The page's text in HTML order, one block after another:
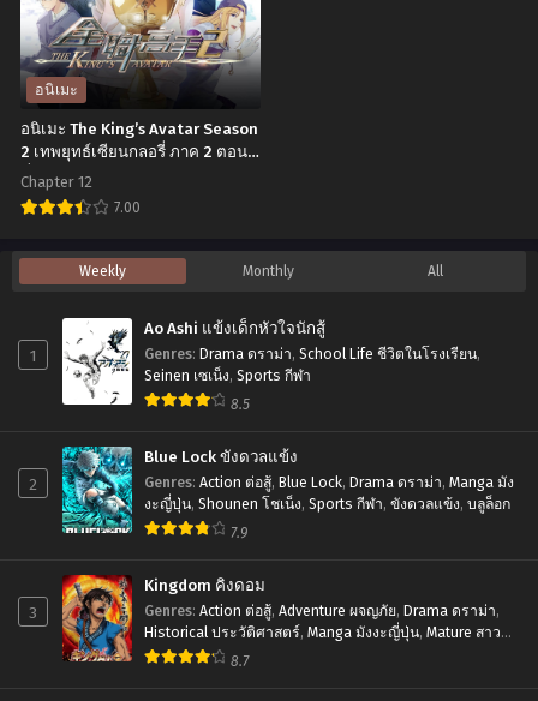
Kanetsu
Shiro
ถ้า
มี
เธอ
อยู่
เป็น
หมู
ก็
เลว
นะ
ที่1-
12
อนิเมะ
อนิเมะ The King’s Avatar Season
2 เทพยุทธ์เซียนกลอรี่ ภาค 2 ตอน
ที่1-12 ซับไทย
Chapter 12
7.00
อ
นิ
The
King’s
Avatar
Season
2
เซียน
กล
Weekly Monthly All
1
Ao Ashi แข้งเด็กหัวใจนักสู้
Genres: Drama ดราม่า, School Life ชีวิตในโรงเรียน,
Seinen เซเน็ง, Sports กีฬา
8.5
2
Blue Lock ขังดวลแข้ง
Genres: Action ต่อสู้, Blue Lock, Drama ดราม่า, Manga มัง
งะญี่ปุ่น, Shounen โชเน็ง, Sports กีฬา, ขังดวลแข้ง, บลูล็อก
7.9
3
Kingdom คิงดอม
Genres: Action ต่อสู้, Adventure ผจญภัย, Drama ดราม่า,
Historical ประวัติศาสตร์, Manga มังงะญี่ปุ่น, Mature สาว
ใหญ่,Seinen เซเน็ง
8.7